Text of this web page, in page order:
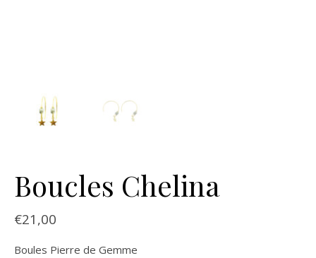
Boucles Chelina
€21,00
Boules Pierre de Gemme